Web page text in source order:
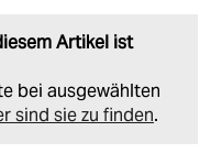
Artikel ist
bei ausgewählten
sind sie zu finden.